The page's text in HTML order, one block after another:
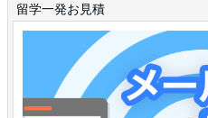
留学一発お見積